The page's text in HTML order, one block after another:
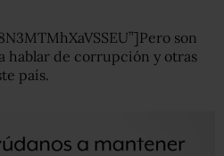
son
hablar de corrupción y otras
país.